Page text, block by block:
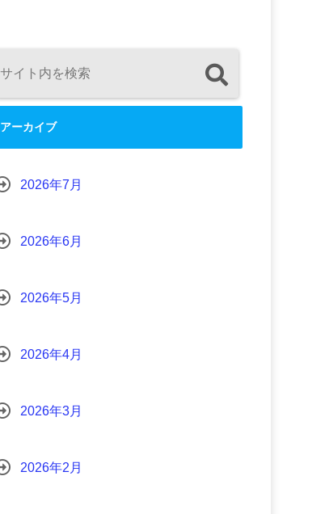
アーカイブ
2026年7月
2026年6月
2026年5月
2026年4月
2026年3月
2026年2月